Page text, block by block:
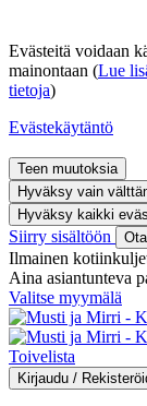
Evästeitä voidaan
mainontaan (Lue
tietoja)
Evästekäytäntö
Teen muutoksia
Hyväksy vain
Hyväksy kaikki
Siirry sisältöön
Ilmainen
Aina asiantunteva
Valitse myymälä
Toivelista
Kirjaudu /